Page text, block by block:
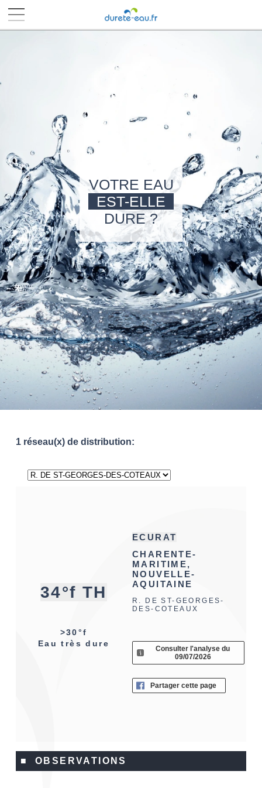
VOTRE EAU
EST-ELLE
DURE ?
1 réseau(x) de distribution:
34°f TH
>30°f
Eau très dure
ECURAT
CHARENTE-
MARITIME,
NOUVELLE-
AQUITAINE
R. DE ST-GEORGES-
DES-COTEAUX
Consulter l'analyse du
09/07/2026
Partager cette page
■ OBSERVATIONS